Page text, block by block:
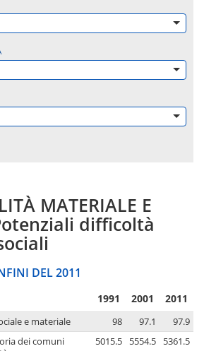
MATERIALE E
difficoltà
DEL 2011
1991 2001 2011
e materiale 98 97.1
97.9
dei comuni
5015.5 5554.5 5361.5